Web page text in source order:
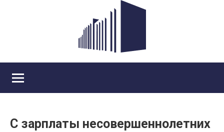
С зарплаты несовершеннолетних